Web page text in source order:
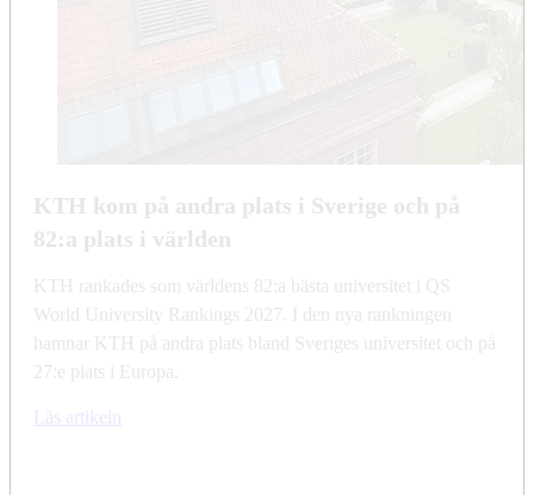
KTH kom på andra plats i Sverige och på
82:a plats i världen
KTH rankades som världens 82:a bästa universitet i QS
World University Rankings 2027. I den nya rankningen
hamnar KTH på andra plats bland Sveriges universitet och på
27:e plats i Europa.
Läs artikeln